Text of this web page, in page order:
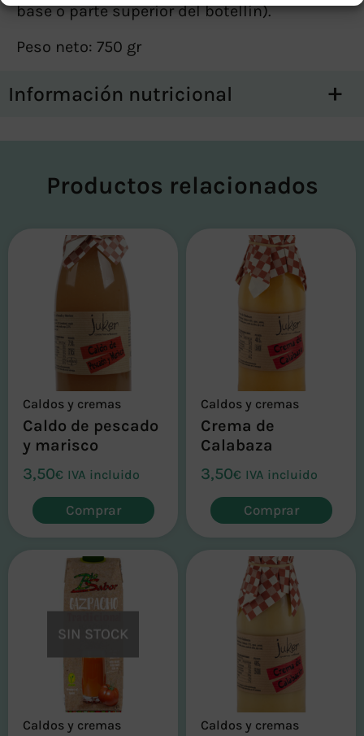
base o parte superior del botellín).
Peso neto: 750 gr
Información nutricional
Productos relacionados
Caldos y cremas
Caldo de pescado
y marisco
3,50€ IVA incluido
Comprar
Caldos y cremas
Crema de
Calabaza
3,50€ IVA incluido
Comprar
SIN STOCK
Caldos y cremas Caldos y cremas